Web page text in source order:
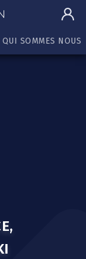
QUI SOMMES NOUS